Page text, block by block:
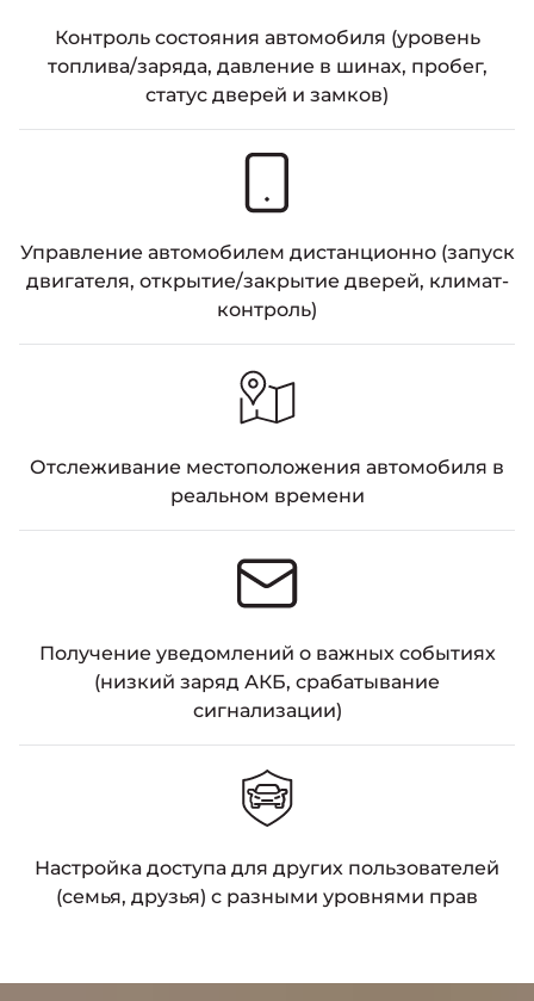
Контроль состояния автомобиля (уровень
топлива/заряда, давление в шинах, пробег,
статус дверей и замков)
Управление автомобилем дистанционно (запуск
двигателя, открытие/закрытие дверей, климат-
контроль)
Отслеживание местоположения автомобиля в
реальном времени
Получение уведомлений о важных событиях
(низкий заряд АКБ, срабатывание
сигнализации)
Настройка доступа для других пользователей
(семья, друзья) с разными уровнями прав